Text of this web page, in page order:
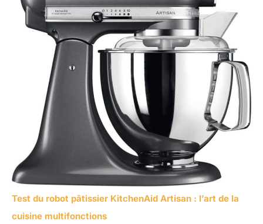
Test du robot pâtissier KitchenAid Artisan : l’art de la
cuisine multifonctions